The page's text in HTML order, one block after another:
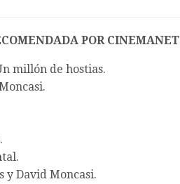
POR CINEMANET
millón de hostias.
y David Moncasi.